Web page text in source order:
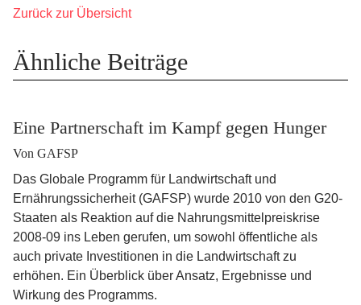
Zurück zur Übersicht
Ähnliche Beiträge
Eine Partnerschaft im Kampf gegen Hunger
Von GAFSP
Das Globale Programm für Landwirtschaft und
Ernährungssicherheit (GAFSP) wurde 2010 von den G20-
Staaten als Reaktion auf die Nahrungsmittelpreiskrise
2008-09 ins Leben gerufen, um sowohl öffentliche als
auch private Investitionen in die Landwirtschaft zu
erhöhen. Ein Überblick über Ansatz, Ergebnisse und
Wirkung des Programms.